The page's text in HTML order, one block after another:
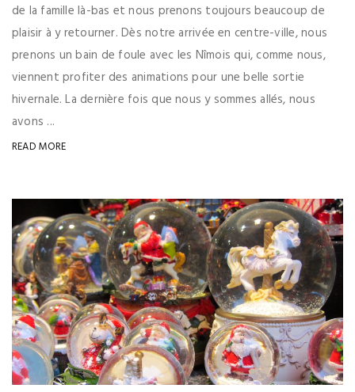
de la famille là-bas et nous prenons toujours beaucoup de
plaisir à y retourner. Dès notre arrivée en centre-ville, nous
prenons un bain de foule avec les Nîmois qui, comme nous,
viennent profiter des animations pour une belle sortie
hivernale. La dernière fois que nous y sommes allés, nous
avons ...
READ MORE